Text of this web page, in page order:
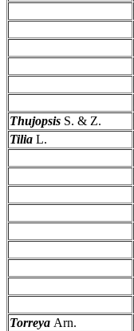
Thujopsis S. & Z.
Tilia L.
Torreya Arn.